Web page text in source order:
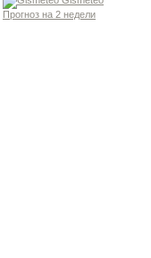
Прогноз на 2 недели